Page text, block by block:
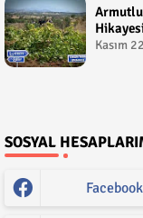
Armutlu
Kasım
SOSYAL
Facebook